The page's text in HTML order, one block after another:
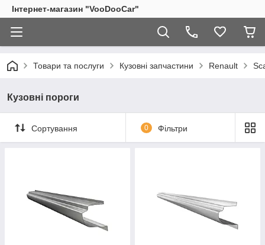
Інтернет-магазин "VooDooCar"
Товари та послуги Кузовні запчастини Renault
Кузовні пороги
Сортування 0 Фільтри